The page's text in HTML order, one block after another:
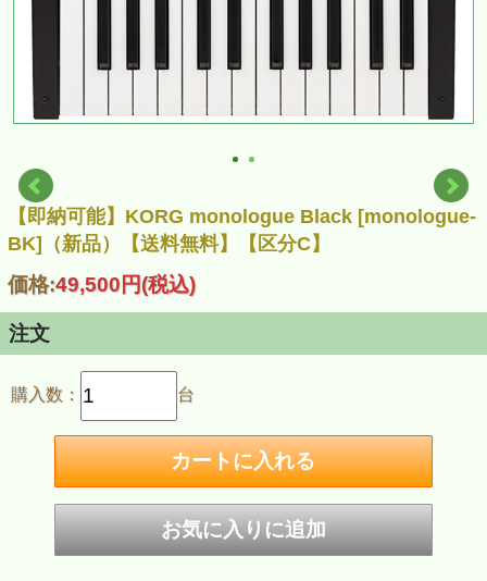
【即納可能】KORG monologue Black [monologue-
BK]（新品）【送料無料】【区分C】
価格:49,500円(税込)
注文
購入数： 台